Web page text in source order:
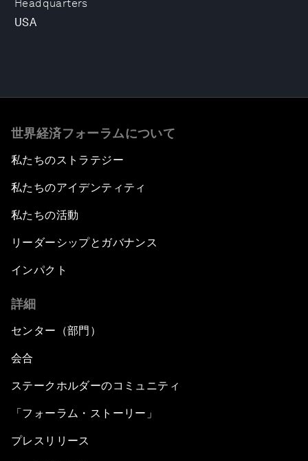
Headquarters
USA
世界経済フォーラムについて
私たちのストラテジー
私たちのアイデンティティ
私たちの活動
リーダーシップとガバナンス
インパクト
詳細
センター（部門）
会合
ステークホルダーのコミュニティ
「フォーラム・ストーリー」
プレスリリース